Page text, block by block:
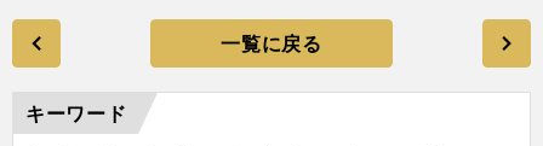
一覧に戻る
キーワード